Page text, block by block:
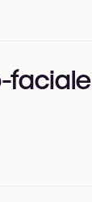
faciale